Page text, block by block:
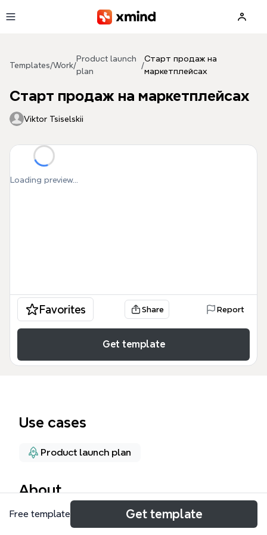
Templates/Work/
Product launch
plan
/
Старт продаж на
маркетплейсах
Старт продаж на маркетплейсах
Viktor Tsiselskii
Loading preview...
Favorites Share Report
Get template
Use cases
Product launch plan
About
Майнд-карта «Старт продаж на маркетплейсах»
Free template Get template